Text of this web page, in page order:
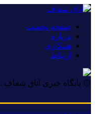
صفحه نخست
درباره
همکاری
ارتباط
۞ پایگاه خبری اتاق شفاف :